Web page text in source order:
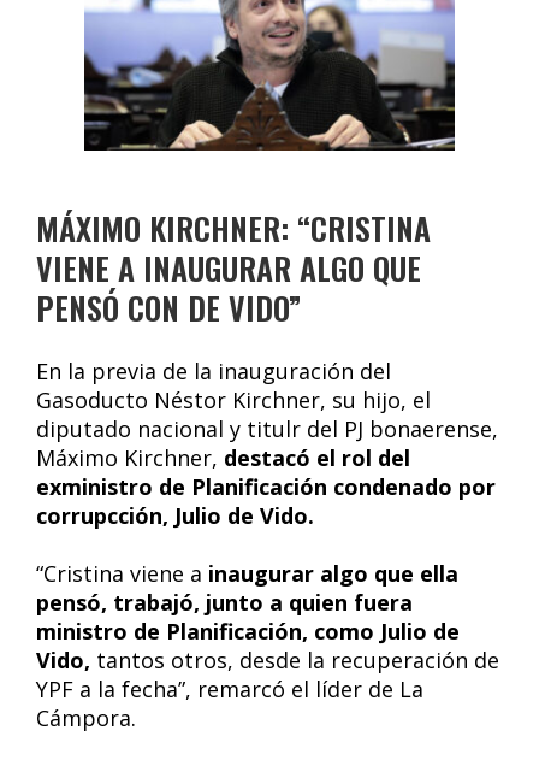
MÁXIMO KIRCHNER: “CRISTINA
VIENE A INAUGURAR ALGO QUE
PENSÓ CON DE VIDO”
En la previa de la inauguración del
Gasoducto Néstor Kirchner, su hijo, el
diputado nacional y titulr del PJ bonaerense,
Máximo Kirchner, destacó el rol del
exministro de Planificación condenado por
corrupcción, Julio de Vido.
“Cristina viene a inaugurar algo que ella
pensó, trabajó, junto a quien fuera
ministro de Planificación, como Julio de
Vido, tantos otros, desde la recuperación de
YPF a la fecha”, remarcó el líder de La
Cámpora.